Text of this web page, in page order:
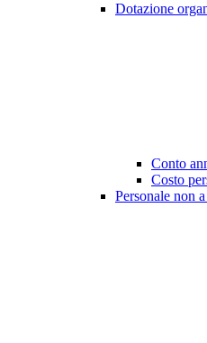
Dotazione
Conto
Costo
Personale non